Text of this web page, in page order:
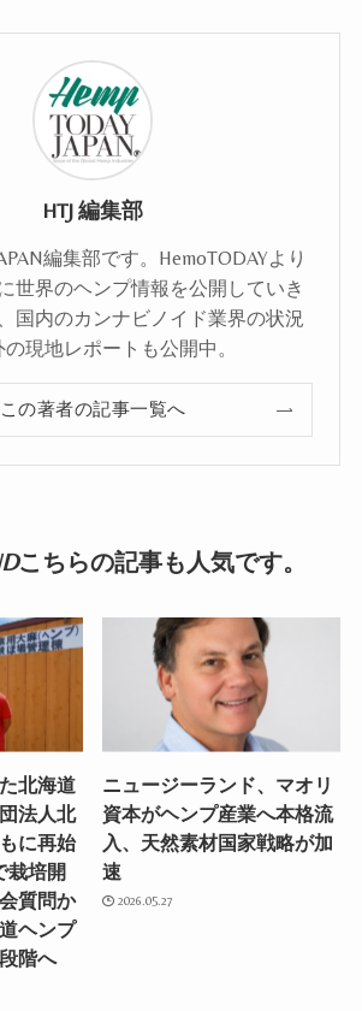
HTJ 編集部
編集部です。HemoTODAYより
世界のヘンプ情報を公開していき
国内のカンナビノイド業界の状況
現地レポートも公開中。
この著者の記事一覧へ
こちらの記事も人気です。
北海道
法人北
に再始
栽培開
質問か
ヘンプ
階へ
ニュージーランド、マオリ
資本がヘンプ産業へ本格流
入、天然素材国家戦略が加
速
2026.05.27